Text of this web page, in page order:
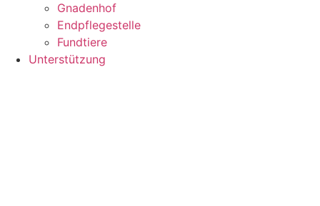
Gnadenhof
Endpflegestelle
Fundtiere
Unterstützung